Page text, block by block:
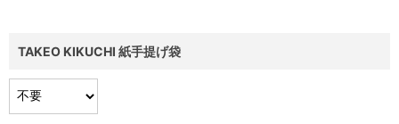
TAKEO KIKUCHI 紙手提げ袋